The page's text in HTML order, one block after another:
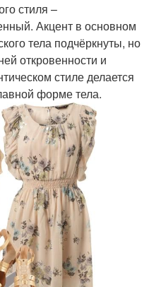
стиля –
Акцент в основном
тела подчёркнуты, но
откровенности и
стиле делается
форме тела.